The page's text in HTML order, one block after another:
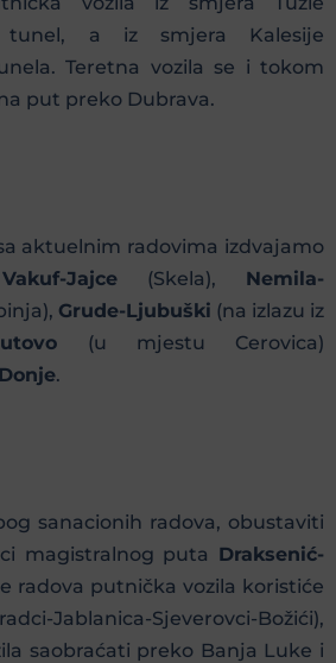
tunel, a iz smjera Kalesije
Teretna vozila se i tokom
put preko Dubrava.
aktuelnim radovima izdvajamo
Jajce (Skela), Nemila-
Grude-Ljubuški (na izlazu iz
(u mjestu Cerovica)
.
sanacionih radova, obustaviti
magistralnog puta Draksenić-
radova putnička vozila koristiće
Jablanica-Sjeverovci-Božići),
saobraćati preko Banja Luke i